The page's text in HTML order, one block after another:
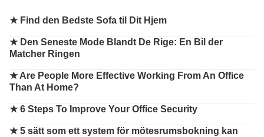
★ Find den Bedste Sofa til Dit Hjem
★ Den Seneste Mode Blandt De Rige: En Bil der
Matcher Ringen
★Are People More Effective Working From An Office
Than At Home?
★6 Steps To Improve Your Office Security
★5 sätt som ett system för mötesrumsbokning kan